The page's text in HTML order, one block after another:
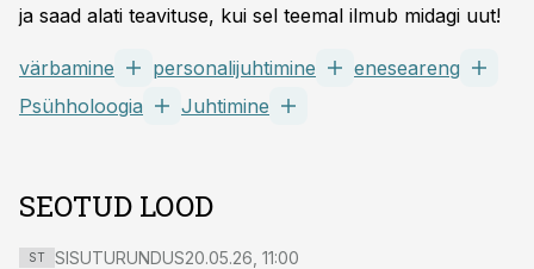
ja saad alati teavituse, kui sel teemal ilmub midagi uut!
värbamine personalijuhtimine
eneseareng
Psühholoogia
Juhtimine
SEOTUD LOOD
ST SISUTURUNDUS20.05.26, 11:00